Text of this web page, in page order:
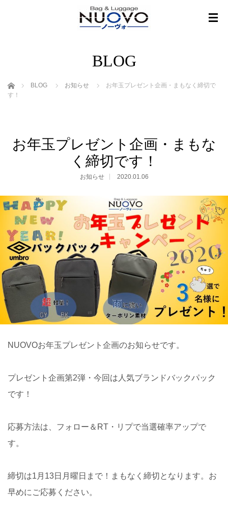
BLOG
ホーム BLOG お知らせ
お年玉プレゼント企画・まもなく締切で
す！
お年玉プレゼント企画・まもな
く締切です！
お知らせ 2020.01.06
NUOVOお年玉プレゼント企画のお知らせです。
プレゼント企画第2弾・今回は人気ブランドバックパック
です！
応募方法は、フォロー＆RT・リプで当選確率アップで
す。
締切は1月13日月曜日まで！まもなく締切となります。お
早めにご応募ください。